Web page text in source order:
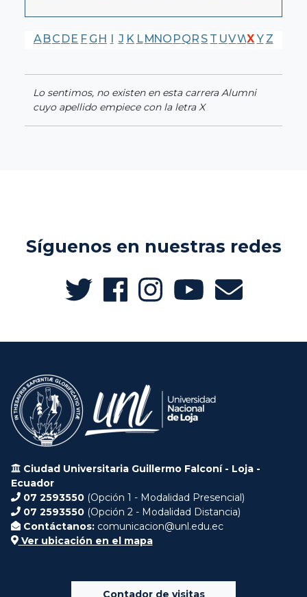
A BC DE F G H I J K LMNO PQR S T UVWXY Z
Lo sentimos, no existen en esta carrera Alumni
cuyo apellido empiece con la letra X
Síguenos en nuestras redes
Ciudad Universitaria Guillermo Falconí - Loja -
Ecuador
07 2593550 (Opción 1 - Modalidad Presencial)
07 2593550 (Opción 2 - Modalidad Distancia)
Contáctanos: comunicacion@unl.edu.ec
Ver ubicación en el mapa
Contador de visitas